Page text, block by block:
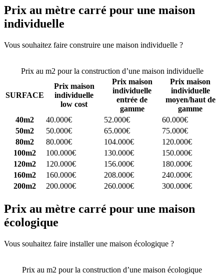
Prix au mètre carré pour une maison
individuelle
Vous souhaitez faire construire une maison individuelle ?
Prix au m2 pour la construction d’une maison individuelle
SURFACE
Prix maison
individuelle
low cost
Prix maison
individuelle
entrée de
gamme
Prix maison
individuelle
moyen/haut de
gamme
40m2
40.000€ 52.000€
60.000€
50m2
50.000€ 65.000€
75.000€
80m2
80.000€ 104.000€
120.000€
100m2
100.000€ 130.000€
150.000€
120m2
120.000€ 156.000€
180.000€
160m2
160.000€ 208.000€
240.000€
200m2
200.000€ 260.000€ 300.000€
Prix au mètre carré pour une maison
écologique
Vous souhaitez faire installer une maison écologique ?
Prix au m2 pour la construction d’une maison écologique